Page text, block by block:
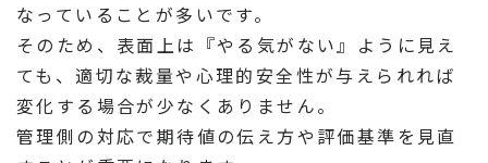
なっていることが多いです。
そのため、表面上は『やる気がない』ように見え
ても、適切な裁量や心理的安全性が与えられれば
変化する場合が少なくありません。
管理側の対応で期待値の伝え方や評価基準を見直